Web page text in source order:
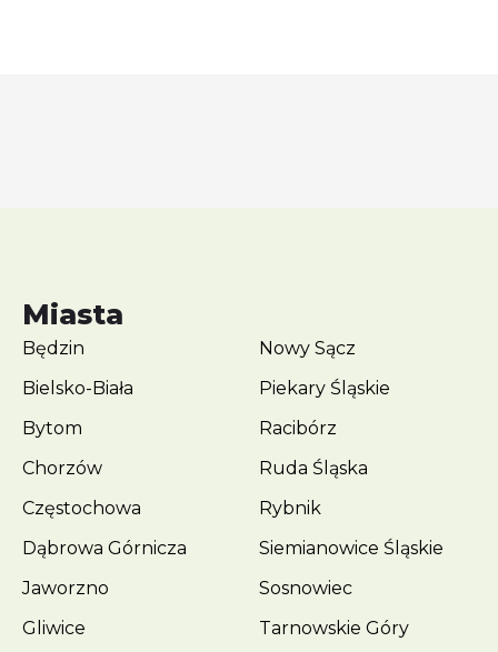
Miasta
Będzin
Bielsko-Biała
Bytom
Chorzów
Częstochowa
Dąbrowa Górnicza
Jaworzno
Gliwice
Nowy Sącz
Piekary Śląskie
Racibórz
Ruda Śląska
Rybnik
Siemianowice Śląskie
Sosnowiec
Tarnowskie Góry